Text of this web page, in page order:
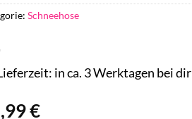
€
in ca. 3 Werktagen bei dir
Schneehose